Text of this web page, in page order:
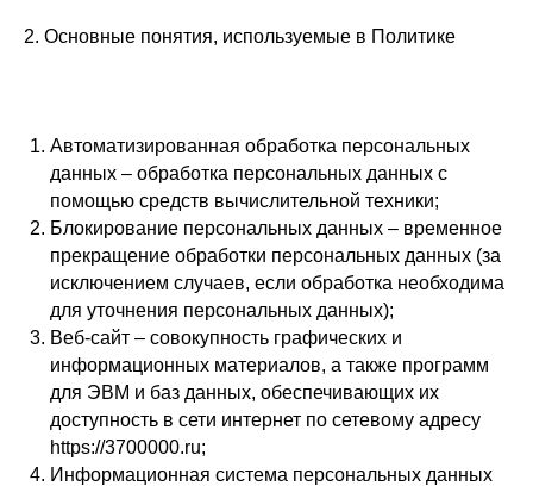
2. Основные понятия, используемые в Политике
Автоматизированная обработка персональных
данных – обработка персональных данных с
помощью средств вычислительной техники;
Блокирование персональных данных – временное
прекращение обработки персональных данных (за
исключением случаев, если обработка необходима
для уточнения персональных данных);
Веб-сайт – совокупность графических и
информационных материалов, а также программ
для ЭВМ и баз данных, обеспечивающих их
доступность в сети интернет по сетевому адресу
https://3700000.ru;
Информационная система персональных данных